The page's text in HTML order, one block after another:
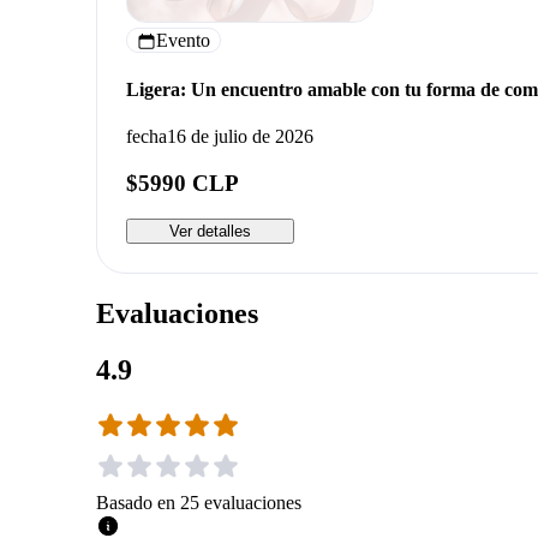
Evento
Ligera: Un encuentro amable con tu forma de
fecha16 de julio de 2026
$5990 CLP
Ver detalles
Evaluaciones
4.9
Basado en 25 evaluaciones